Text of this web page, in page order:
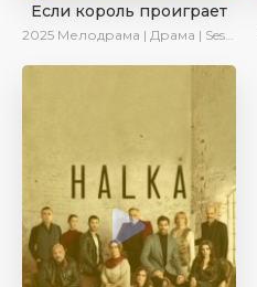
Если король проиграет
2025 Мелодрама | Драма | SesDizi | Ирина Котова | AlisaDirilis | Turok1990 | Новинки | Сериалы 2025